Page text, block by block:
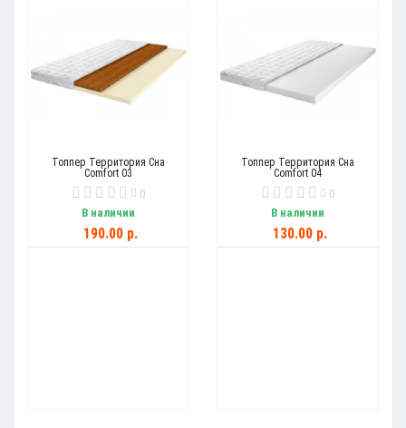
Топпер Территория Сна
Comfort 03
0
В наличии
190.00 р.
Топпер Территория Сна
Comfort 04
0
В наличии
130.00 р.